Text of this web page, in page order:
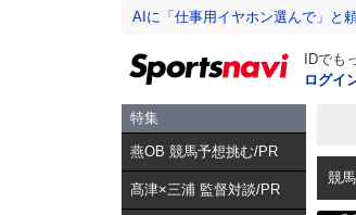
AIに「仕事用イヤホン選んで」と
IDでも
ログイ
特集
燕OB 競馬予想挑む/PR
髙津×三浦 監督対談/PR
競